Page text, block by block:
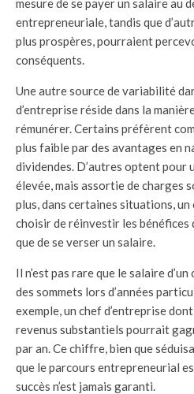
entrepreneuriale, tandis que
plus prospères, pourraient
conséquents.
Une autre source de variabilité
d’entreprise réside dans la
rémunérer. Certains préfèrent
plus faible par des avantages en
dividendes. D’autres optent pour
élevée, mais assortie de charges
plus, dans certaines situations, un
choisir de réinvestir les
que de se verser un salaire.
Il n’est pas rare que le salaire
des sommets lors d’années
exemple, un chef d’entreprise
revenus substantiels pourrait
par an. Ce chiffre, bien que
que le parcours entrepreneurial
succès n’est jamais garanti.